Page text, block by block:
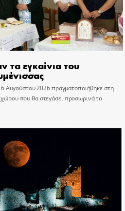
τα εγκαίνια του
Αυγούστου 2026 πραγματοποιήθηκε στη
που θα στεγάσει προσωρινά το